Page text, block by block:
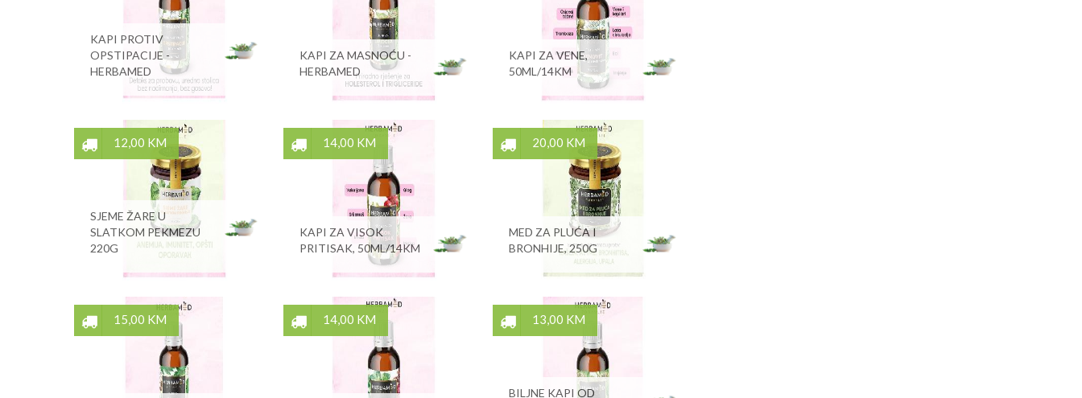
KAPI PROTIV
OPSTIPACIJE -
HERBAMED
KAPI ZA MASNOĆU -
HERBAMED
KAPI ZA VENE,
50ML/14KM
12,00 KM
SJEME ŽARE U
SLATKOM PEKMEZU
220G
14,00 KM
KAPI ZA VISOK
PRITISAK, 50ML/14KM
20,00 KM
MED ZA PLUĆA I
BRONHIJE, 250G
15,00 KM 14,00 KM 13,00 KM
BILJNE KAPI OD